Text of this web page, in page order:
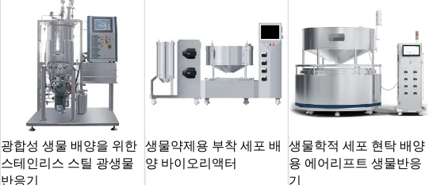
광합성 생물 배양을 위한
스테인리스 스틸 광생물
반응기
생물약제용 부착 세포 배
양 바이오리액터
생물학적 세포 현탁 배양
용 에어리프트 생물반응
기